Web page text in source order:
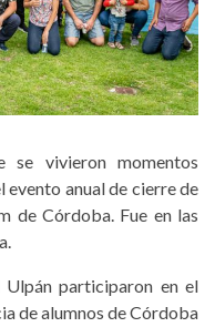
vivieron momentos
anual de cierre de
de Córdoba. Fue en las
participaron en el
de alumnos de Córdoba